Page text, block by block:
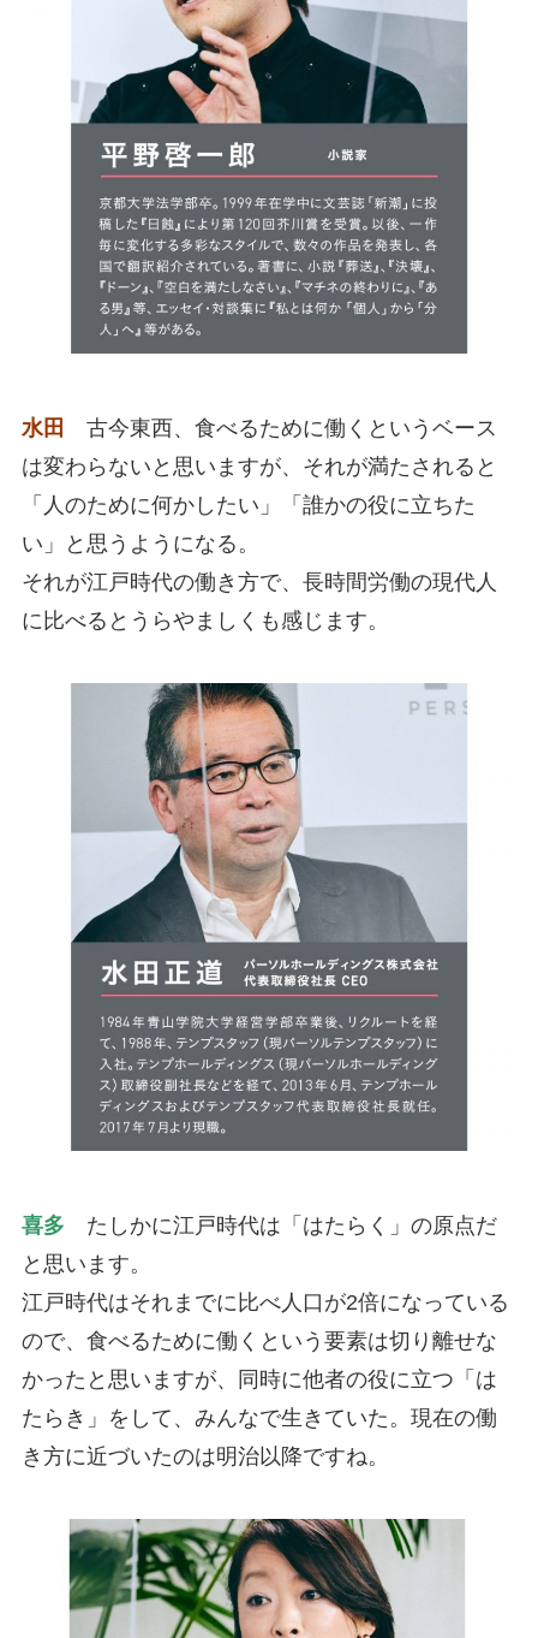
水田
古今東西、食べるために働くというベース
は変わらないと思いますが、それが満たされると
「人のために何かしたい」「誰かの役に立ちた
い」と思うようになる。
それが江戸時代の働き方で、長時間労働の現代人
に比べるとうらやましくも感じます。
喜多 たしかに江戸時代は「はたらく」の原点だ
と思います。
江戸時代はそれまでに比べ人口が2倍になっている
ので、食べるために働くという要素は切り離せな
かったと思いますが、同時に他者の役に立つ「は
たらき」をして、みんなで生きていた。現在の働
き方に近づいたのは明治以降ですね。